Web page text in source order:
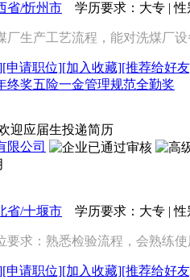
省/忻州市 学历要求：大专 | 性
厂生产工艺流程，能对洗煤厂
[申请职位][加入收藏][推荐给好
终奖五险一金管理规范全勤奖
限公司
省/十堰市 学历要求：大专 | 性
要求：熟悉检验流程，会熟练
[申请职位][加入收藏][推荐给好